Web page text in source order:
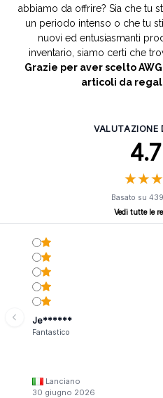
abbiamo da offrire? Sia che tu
un periodo intenso o che tu
nuovi ed entusiasmanti
inventario, siamo certi che
Grazie per aver scelto
articoli da
VALUTAZIONE
★★★
★★★
Basato su
Vedi tutte le
Je******
Fantastico
Lanciano
30 giugno 2026